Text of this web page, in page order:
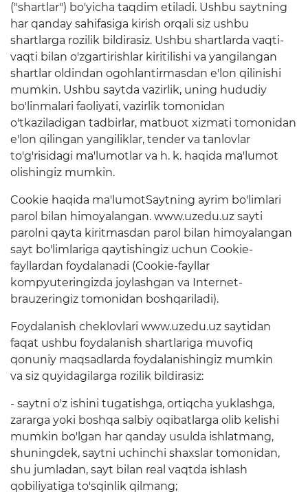
Malaka oshirish
Ta'lim
Tahliliy ma'lumotlar
Ta'limga doir terminlar
"Barkamol Avlod" Bolalar
markazi
Axborot xizmati
Press-relizlar
OAV biz haqimizda
Galereya
Videogalereya
Axborot xizmati
Matbuot anjumanlari
Konferensiyalar
Yordam
("shartlar") bo'yicha taqdim etiladi. Ushbu saytning
har qanday sahifasiga kirish orqali siz ushbu
shartlarga rozilik bildirasiz. Ushbu shartlarda vaqti-
vaqti bilan o'zgartirishlar kiritilishi va yangilangan
shartlar oldindan ogohlantirmasdan e'lon qilinishi
mumkin. Ushbu saytda vazirlik, uning hududiy
bo'linmalari faoliyati, vazirlik tomonidan
o'tkaziladigan tadbirlar, matbuot xizmati tomonidan
e'lon qilingan yangiliklar, tender va tanlovlar
to'g'risidagi ma'lumotlar va h. k. haqida ma'lumot
olishingiz mumkin.
Cookie haqida ma'lumotSaytning ayrim bo'limlari
parol bilan himoyalangan. www.uzedu.uz sayti
parolni qayta kiritmasdan parol bilan himoyalangan
sayt bo'limlariga qaytishingiz uchun Cookie-
fayllardan foydalanadi (Cookie-fayllar
kompyuteringizda joylashgan va Internet-
brauzeringiz tomonidan boshqariladi).
Foydalanish cheklovlari www.uzedu.uz saytidan
faqat ushbu foydalanish shartlariga muvofiq
qonuniy maqsadlarda foydalanishingiz mumkin
va siz quyidagilarga rozilik bildirasiz:
- saytni o'z ishini tugatishga, ortiqcha yuklashga,
zararga yoki boshqa salbiy oqibatlarga olib kelishi
mumkin bo'lgan har qanday usulda ishlatmang,
shuningdek, saytni uchinchi shaxslar tomonidan,
shu jumladan, sayt bilan real vaqtda ishlash
qobiliyatiga to'sqinlik qilmang;